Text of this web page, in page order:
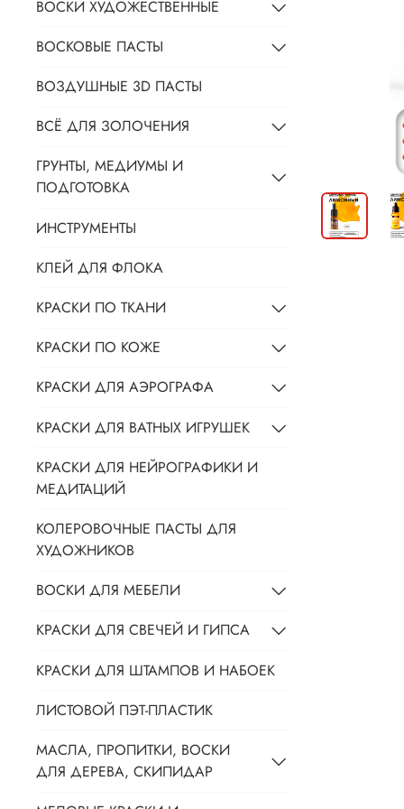
ВОСКИ ХУДОЖЕСТВЕННЫЕ
ВОСКОВЫЕ ПАСТЫ
ВОЗДУШНЫЕ 3D ПАСТЫ
ВСЁ ДЛЯ ЗОЛОЧЕНИЯ
ГРУНТЫ, МЕДИУМЫ И
ПОДГОТОВКА
ИНСТРУМЕНТЫ
КЛЕЙ ДЛЯ ФЛОКА
КРАСКИ ПО ТКАНИ
КРАСКИ ПО КОЖЕ
КРАСКИ ДЛЯ АЭРОГРАФА
КРАСКИ ДЛЯ ВАТНЫХ ИГРУШЕК
КРАСКИ ДЛЯ НЕЙРОГРАФИКИ И
МЕДИТАЦИЙ
КОЛЕРОВОЧНЫЕ ПАСТЫ ДЛЯ
ХУДОЖНИКОВ
ВОСКИ ДЛЯ МЕБЕЛИ
КРАСКИ ДЛЯ СВЕЧЕЙ И ГИПСА
КРАСКИ ДЛЯ ШТАМПОВ И НАБОЕК
ЛИСТОВОЙ ПЭТ-ПЛАСТИК
МАСЛА, ПРОПИТКИ, ВОСКИ
ДЛЯ ДЕРЕВА, СКИПИДАР